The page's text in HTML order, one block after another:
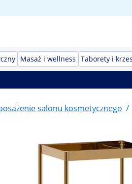
Masaż i wellness Taborety i
salonu kosmetycznego /